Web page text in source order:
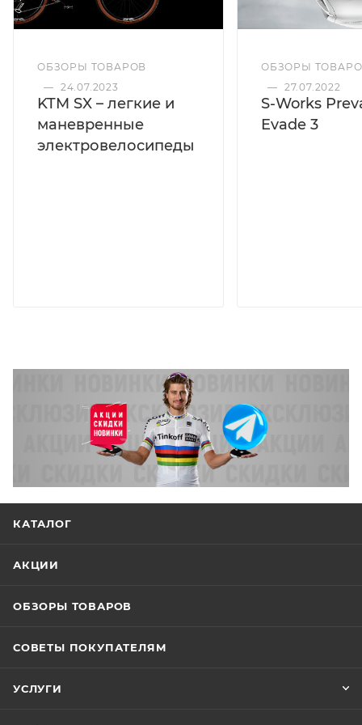
ОБЗОРЫ ТОВАРОВ
— 24.07.2023
KTM SX – легкие и
маневренные
электровелосипеды
ОБЗОРЫ
— 27.07.2022
S-Works
Evade 3
КАТАЛОГ
АКЦИИ
ОБЗОРЫ ТОВАРОВ
СОВЕТЫ ПОКУПАТЕЛЯМ
УСЛУГИ